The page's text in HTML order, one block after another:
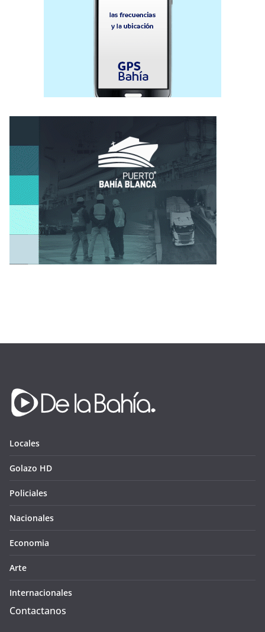
Locales
Golazo HD
Policiales
Nacionales
Economia
Arte
Internacionales
Contactanos